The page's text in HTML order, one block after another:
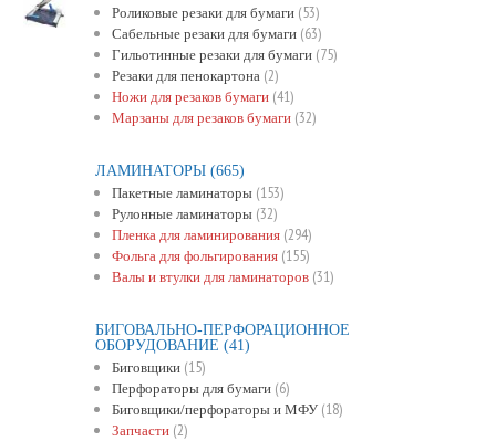
Роликовые резаки для бумаги(53)
Сабельные резаки для бумаги(63)
Гильотинные резаки для бумаги(75)
Резаки для пенокартона(2)
Ножи для резаков бумаги(41)
Марзаны для резаков бумаги(32)
ЛАМИНАТОРЫ(665)
Пакетные ламинаторы(153)
Рулонные ламинаторы(32)
Пленка для ламинирования(294)
Фольга для фольгирования(155)
Валы и втулки для ламинаторов(31)
БИГОВАЛЬНО-ПЕРФОРАЦИОННОЕ
ОБОРУДОВАНИЕ (41)
Биговщики(15)
Перфораторы для бумаги(6)
Биговщики/перфораторы и МФУ(18)
Запчасти(2)